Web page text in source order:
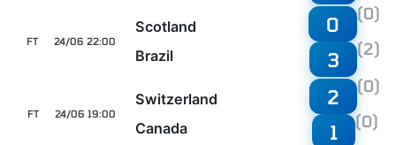
24/06 22:00
FT
Scotland
Brazil
0 (0)
3 (2)
24/06 19:00
FT
Switzerland
Canada
2 (0)
1 (0)